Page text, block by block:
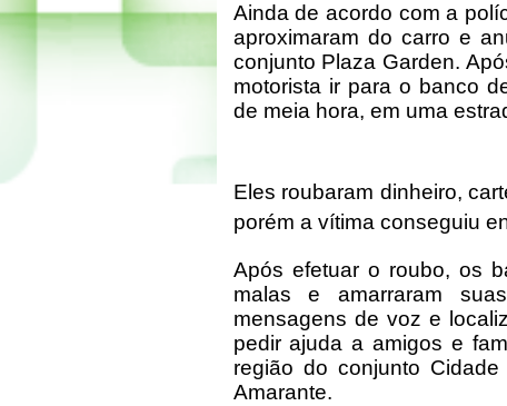
Ainda de acordo com a
aproximaram do carro e
conjunto Plaza Garden.
motorista ir para o banco
de meia hora, em uma
Eles roubaram dinheiro,
porém a vítima conseguiu
Após efetuar o roubo, os
malas e amarraram
mensagens de voz e
pedir ajuda a amigos e
região do conjunto
Amarante.